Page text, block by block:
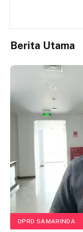
Berita Utama
DPRD SAMARINDA